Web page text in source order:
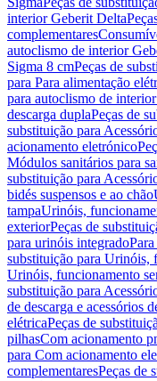
interior Geberit Delta
complementares
autoclismo de interior
Sigma 8 cmPeças de
para Para alimentação
para autoclismo de
descarga duplaPeças de
substituição para
acionamento eletrónico
Módulos sanitários para
substituição para
bidés suspensos e ao chão
tampaUrinóis,
exteriorPeças de
para urinóis integrado
substituição para Urinóis,
Urinóis, funcionamento
substituição para
de descarga e acessórios
elétricaPeças de
pilhasCom acionamento
para Com acionamento
complementaresPeças de